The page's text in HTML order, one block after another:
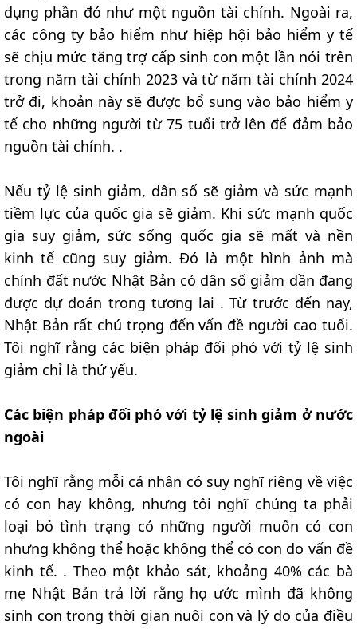
dụng phần đó như một nguồn tài chính. Ngoài ra,
các công ty bảo hiểm như hiệp hội bảo hiểm y tế
sẽ chịu mức tăng trợ cấp sinh con một lần nói trên
trong năm tài chính 2023 và từ năm tài chính 2024
trở đi, khoản này sẽ được bổ sung vào bảo hiểm y
tế cho những người từ 75 tuổi trở lên để đảm bảo
nguồn tài chính. .
Nếu tỷ lệ sinh giảm, dân số sẽ giảm và sức mạnh
tiềm lực của quốc gia sẽ giảm. Khi sức mạnh quốc
gia suy giảm, sức sống quốc gia sẽ mất và nền
kinh tế cũng suy giảm. Đó là một hình ảnh mà
chính đất nước Nhật Bản có dân số giảm dần đang
được dự đoán trong tương lai . Từ trước đến nay,
Nhật Bản rất chú trọng đến vấn đề người cao tuổi.
Tôi nghĩ rằng các biện pháp đối phó với tỷ lệ sinh
giảm chỉ là thứ yếu.
Các biện pháp đối phó với tỷ lệ sinh giảm ở nước
ngoài
Tôi nghĩ rằng mỗi cá nhân có suy nghĩ riêng về việc
có con hay không, nhưng tôi nghĩ chúng ta phải
loại bỏ tình trạng có những người muốn có con
nhưng không thể hoặc không thể có con do vấn đề
kinh tế. . Theo một khảo sát, khoảng 40% các bà
mẹ Nhật Bản trả lời rằng họ ước mình đã không
sinh con trong thời gian nuôi con và lý do của điều